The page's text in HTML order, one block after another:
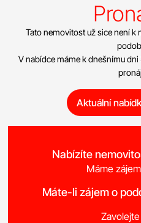
Tato nemovitost už sice není k
V nabídce máme k dnešnímu dni
Aktuální
Nabízíte
Máme
Máte-li zájem o